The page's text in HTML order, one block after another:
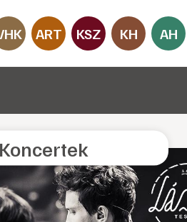
ART KSZ KH AH
Koncertek